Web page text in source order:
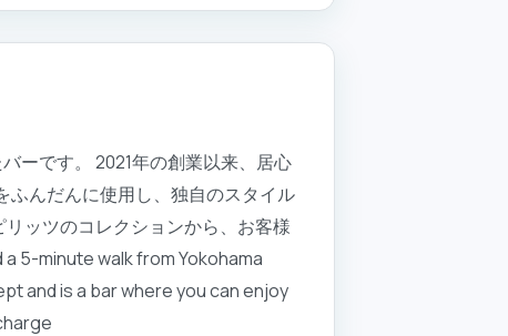
ーです。 2021年の創業以来、居心
ふんだんに使用し、独自のスタイル
ッツのコレクションから、お客様
5-minute walk from Yokohama
and is a bar where you can enjoy